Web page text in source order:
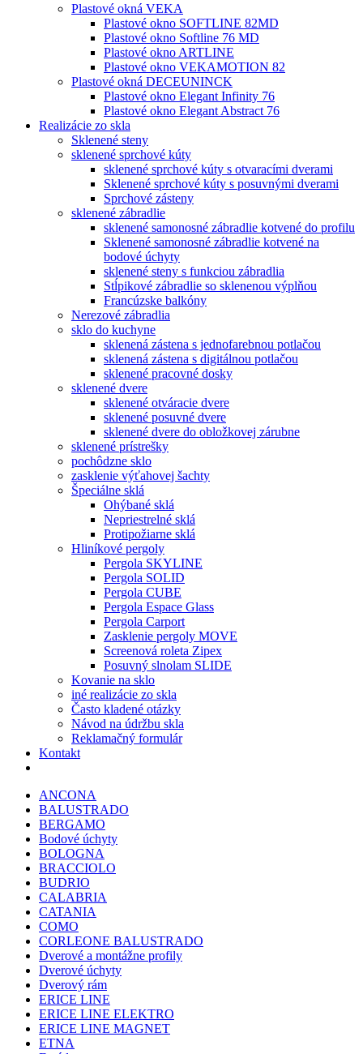
Plastové okná VEKA
Plastové okno SOFTLINE 82MD
Plastové okno Softline 76 MD
Plastové okno ARTLINE
Plastové okno VEKAMOTION 82
Plastové okná DECEUNINCK
Plastové okno Elegant Infinity 76
Plastové okno Elegant Abstract 76
Realizácie zo skla
Sklenené steny
sklenené sprchové kúty
sklenené sprchové kúty s otvaracími dverami
Sklenené sprchové kúty s posuvnými dverami
Sprchové zásteny
sklenené zábradlie
sklenené samonosné zábradlie kotvené do profilu
Sklenené samonosné zábradlie kotvené na
bodové úchyty
sklenené steny s funkciou zábradlia
Stĺpikové zábradlie so sklenenou výplňou
Francúzske balkóny
Nerezové zábradlia
sklo do kuchyne
sklenená zástena s jednofarebnou potlačou
sklenená zástena s digitálnou potlačou
sklenené pracovné dosky
sklenené dvere
sklenené otváracie dvere
sklenené posuvné dvere
sklenené dvere do obložkovej zárubne
sklenené prístrešky
pochôdzne sklo
zasklenie výťahovej šachty
Špeciálne sklá
Ohýbané sklá
Nepriestrelné sklá
Protipožiarne sklá
Hliníkové pergoly
Pergola SKYLINE
Pergola SOLID
Pergola CUBE
Pergola Espace Glass
Pergola Carport
Zasklenie pergoly MOVE
Screenová roleta Zipex
Posuvný slnolam SLIDE
Kovanie na sklo
iné realizácie zo skla
Často kladené otázky
Návod na údržbu skla
Reklamačný formulár
Kontakt
ANCONA
BALUSTRADO
BERGAMO
Bodové úchyty
BOLOGNA
BRACCIOLO
BUDRIO
CALABRIA
CATANIA
COMO
CORLEONE BALUSTRADO
Dverové a montážne profily
Dverové úchyty
Dverový rám
ERICE LINE
ERICE LINE ELEKTRO
ERICE LINE MAGNET
ETNA